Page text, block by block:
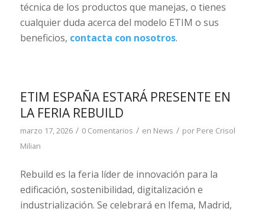
técnica de los productos que manejas, o tienes
cualquier duda acerca del modelo ETIM o sus
beneficios, contacta con nosotros.
ETIM ESPAÑA ESTARÁ PRESENTE EN
LA FERIA REBUILD
marzo 17, 2026 / 0 Comentarios / en News / por Pere Crisol
Milian
Rebuild es la feria líder de innovación para la
edificación, sostenibilidad, digitalización e
industrialización. Se celebrará en Ifema, Madrid,